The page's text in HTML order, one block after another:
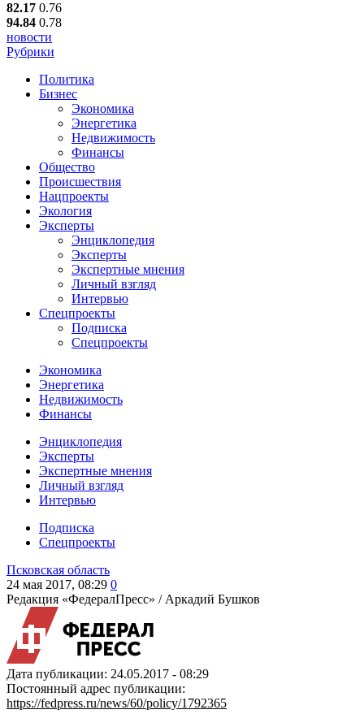
82.17 0.76
94.84 0.78
новости
Рубрики
Политика
Бизнес
Экономика
Энергетика
Недвижимость
Финансы
Общество
Происшествия
Нацпроекты
Экология
Эксперты
Энциклопедия
Эксперты
Экспертные мнения
Личный взгляд
Интервью
Спецпроекты
Подписка
Спецпроекты
Экономика
Энергетика
Недвижимость
Финансы
Энциклопедия
Эксперты
Экспертные мнения
Личный взгляд
Интервью
Подписка
Спецпроекты
Псковская область
24 мая 2017, 08:29 0
Редакция «ФедералПресс» / Аркадий Бушков
Дата публикации: 24.05.2017 - 08:29
Постоянный адрес публикации:
https://fedpress.ru/news/60/policy/1792365